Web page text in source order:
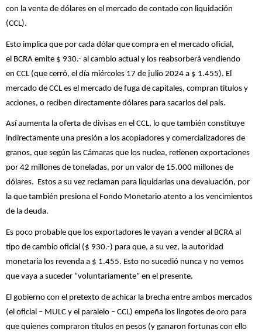
con la venta de dólares en el mercado de contado con liquidación
(CCL).
Esto implica que por cada dólar que compra en el mercado oficial,
el BCRA emite $ 930.- al cambio actual y los reabsorberá vendiendo
en CCL (que cerró, el día miércoles 17 de julio 2024 a $ 1.455). El
mercado de CCL es el mercado de fuga de capitales, compran títulos y
acciones, o reciben directamente dólares para sacarlos del país.
Así aumenta la oferta de divisas en el CCL, lo que también constituye
indirectamente una presión a los acopiadores y comercializadores de
granos, que según las Cámaras que los nuclea, retienen exportaciones
por 42 millones de toneladas, por un valor de 15.000 millones de
dólares. Estos a su vez reclaman para liquidarlas una devaluación, por
la que también presiona el Fondo Monetario atento a los vencimientos
de la deuda.
Es poco probable que los exportadores le vayan a vender al BCRA al
tipo de cambio oficial ($ 930.-) para que, a su vez, la autoridad
monetaria los revenda a $ 1.455. Esto no sucedió nunca y no vemos
que vaya a suceder “voluntariamente” en el presente.
El gobierno con el pretexto de achicar la brecha entre ambos mercados
(el oficial – MULC y el paralelo – CCL) empeña los lingotes de oro para
que quienes compraron títulos en pesos (y ganaron fortunas con ello